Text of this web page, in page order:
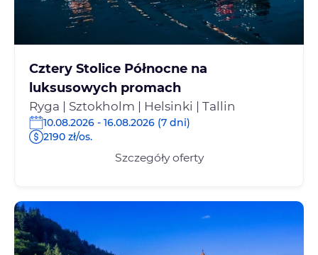
Cztery Stolice Północne na
luksusowych promach
Ryga | Sztokholm | Helsinki | Tallin
10.08.2026 - 16.08.2026 (7 dni)
2190 zł/os.
Szczegóły oferty